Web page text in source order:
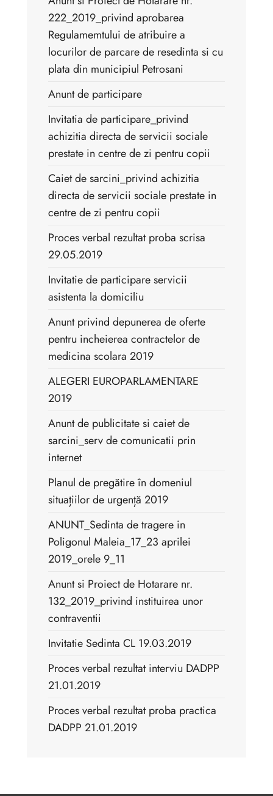
222_2019_privind aprobarea
Regulamemtului de atribuire a
locurilor de parcare de resedinta si cu
plata din municipiul Petrosani
Anunt de participare
Invitatia de participare_privind
achizitia directa de servicii sociale
prestate in centre de zi pentru copii
Caiet de sarcini_privind achizitia
directa de servicii sociale prestate in
centre de zi pentru copii
Proces verbal rezultat proba scrisa
29.05.2019
Invitatie de participare servicii
asistenta la domiciliu
Anunt privind depunerea de oferte
pentru incheierea contractelor de
medicina scolara 2019
ALEGERI EUROPARLAMENTARE
2019
Anunt de publicitate si caiet de
sarcini_serv de comunicatii prin
internet
Planul de pregătire în domeniul
situațiilor de urgență 2019
ANUNT_Sedinta de tragere in
Poligonul Maleia_17_23 aprilei
2019_orele 9_11
Anunt si Proiect de Hotarare nr.
132_2019_privind instituirea unor
contraventii
Invitatie Sedinta CL 19.03.2019
Proces verbal rezultat interviu DADPP
21.01.2019
Proces verbal rezultat proba practica
DADPP 21.01.2019